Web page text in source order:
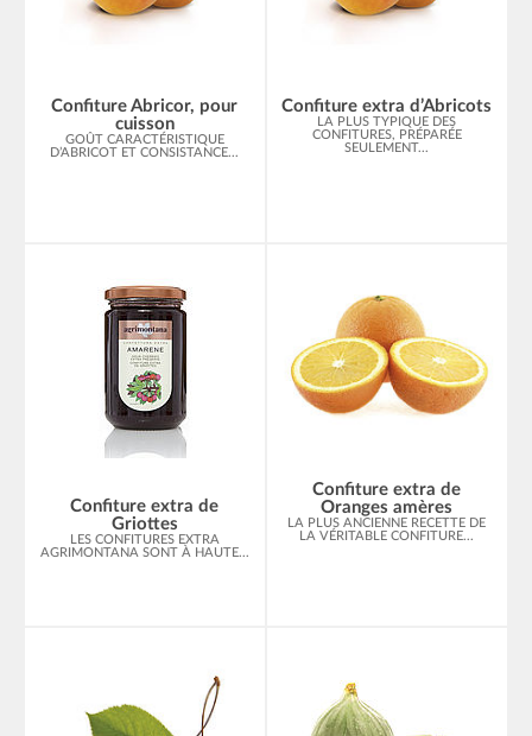
Confiture Abricor, pour
cuisson
GOÛT CARACTÉRISTIQUE
D’ABRICOT ET CONSISTANCE...
Confiture extra d’Abricots
LA PLUS TYPIQUE DES
CONFITURES, PRÉPARÉE
SEULEMENT...
Confiture extra de
Griottes
LES CONFITURES EXTRA
AGRIMONTANA SONT À HAUTE...
Confiture extra de
Oranges amères
LA PLUS ANCIENNE RECETTE DE
LA VÉRITABLE CONFITURE...